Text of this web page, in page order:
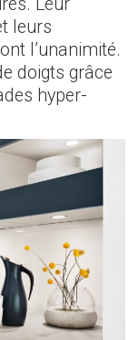
leurs
l’unanimité.
doigts grâce
hyper-